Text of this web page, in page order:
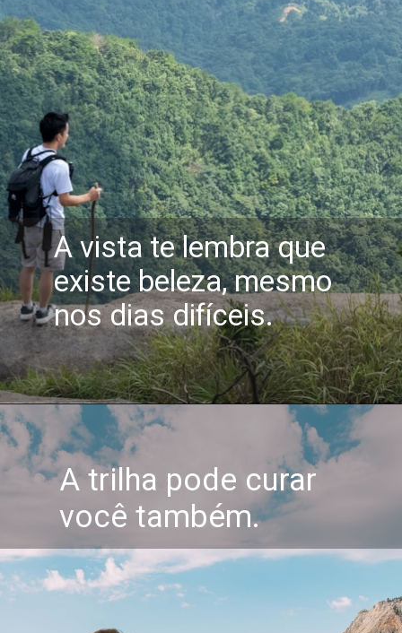
A vista te lembra que
existe beleza, mesmo
nos dias difíceis.
A trilha pode curar
você também.